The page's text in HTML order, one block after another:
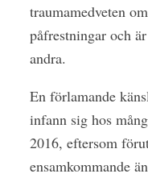
traumamedveten
påfrestningar och
andra.
En förlamande
infann sig hos
2016, eftersom
ensamkommande